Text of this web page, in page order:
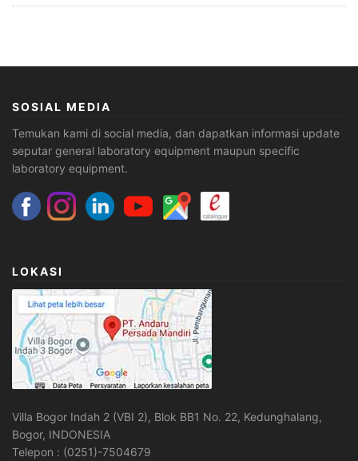
SOSIAL MEDIA
Temukan kami di social media, dan dapatkan informasi update
seputar general laboratory equipment maupun specific
laboratory equipment.
LOKASI
Villa Bogor Indah 2 (VBI 2), Blok BB1 No. 22, Kedunghalang,
Bogor, INDONESIA
Telepon : (0251)-7504679